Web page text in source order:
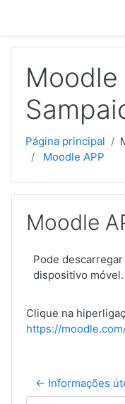
Moodle
Página principal
Moodle APP
Moodle
Pode
dispositivo móvel.
Clique na
https://
← Informações